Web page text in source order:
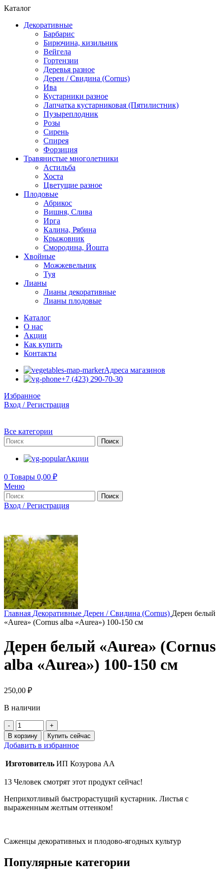
Каталог
Декоративные
Барбарис
Бирючина, кизильник
Вейгела
Гортензии
Деревья разное
Дерен / Свидина (Cornus)
Ива
Кустарники разное
Лапчатка кустарниковая (Пятилистник)
Пузыреплодник
Розы
Сирень
Спирея
Форзиция
Травянистые многолетники
Астильба
Хоста
Цветущие разное
Плодовые
Абрикос
Вишня, Слива
Ирга
Калина, Рябина
Крыжовник
Смородина, Йошта
Хвойные
Можжевельник
Туя
Лианы
Лианы декоративные
Лианы плодовые
Каталог
О нас
Акции
Как купить
Контакты
Адреса магазинов
+7 (423) 290-70-30
Избранное
Вход / Регистрация
Все категории
Поиск
Акции
0 Товары 0,00 ₽
Меню
Поиск
Вход / Регистрация
Главная Декоративные Дерен / Свидина (Cornus) Дерен белый
«Aurea» (Cornus alba «Aurea») 100-150 см
Дерен белый «Aurea» (Cornus
alba «Aurea») 100-150 см
250,00 ₽
В наличии
Количество
товара
Дерен
белый
(Cornus
alba
"Aurea")
150
см
В корзину Купить сейчас
Добавить в избранное
Изготовитель ИП Козурова АА
13 Человек смотрят этот продукт сейчас!
Неприхотливый быстрорастущий кустарник. Листья с
выраженным желтым оттенком!
Саженцы декоративных и плодово-ягодных культур
Популярные категории